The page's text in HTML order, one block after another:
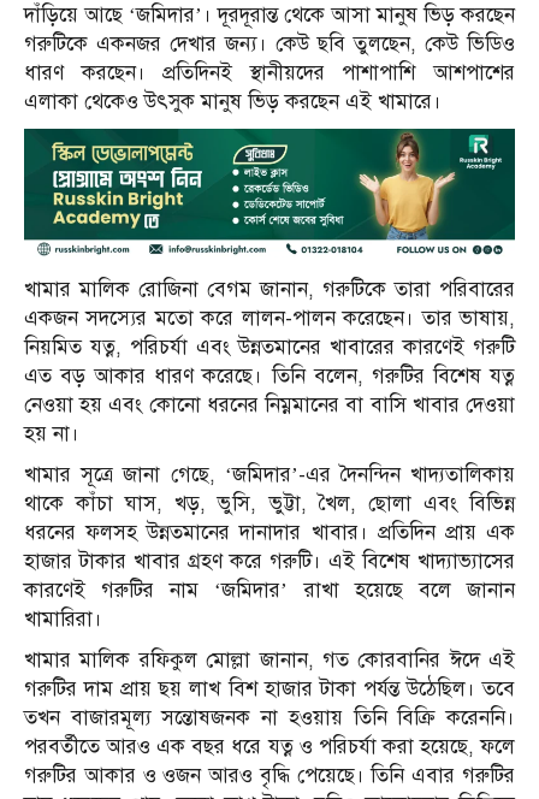
দাঁড়িয়ে আছে ‘জমিদার’। দূরদূরান্ত থেকে আসা মানুষ ভিড় করছেন
গরুটিকে একনজর দেখার জন্য। কেউ ছবি তুলছেন, কেউ ভিডিও
ধারণ করছেন। প্রতিদিনই স্থানীয়দের পাশাপাশি আশপাশের
এলাকা থেকেও উৎসুক মানুষ ভিড় করছেন এই খামারে।
খামার মালিক রোজিনা বেগম জানান, গরুটিকে তারা পরিবারের
একজন সদস্যের মতো করে লালন-পালন করেছেন। তার ভাষায়,
নিয়মিত যত্ন, পরিচর্যা এবং উন্নতমানের খাবারের কারণেই গরুটি
এত বড় আকার ধারণ করেছে। তিনি বলেন, গরুটির বিশেষ যত্ন
নেওয়া হয় এবং কোনো ধরনের নিম্নমানের বা বাসি খাবার দেওয়া
হয় না।
খামার সূত্রে জানা গেছে, ‘জমিদার’-এর দৈনন্দিন খাদ্যতালিকায়
থাকে কাঁচা ঘাস, খড়, ভুসি, ভুট্টা, খৈল, ছোলা এবং বিভিন্ন
ধরনের ফলসহ উন্নতমানের দানাদার খাবার। প্রতিদিন প্রায় এক
হাজার টাকার খাবার গ্রহণ করে গরুটি। এই বিশেষ খাদ্যাভ্যাসের
কারণেই গরুটির নাম ‘জমিদার’ রাখা হয়েছে বলে জানান
খামারিরা।
খামার মালিক রফিকুল মোল্লা জানান, গত কোরবানির ঈদে এই
গরুটির দাম প্রায় ছয় লাখ বিশ হাজার টাকা পর্যন্ত উঠেছিল। তবে
তখন বাজারমূল্য সন্তোষজনক না হওয়ায় তিনি বিক্রি করেননি।
পরবর্তীতে আরও এক বছর ধরে যত্ন ও পরিচর্যা করা হয়েছে, ফলে
গরুটির আকার ও ওজন আরও বৃদ্ধি পেয়েছে। তিনি এবার গরুটির